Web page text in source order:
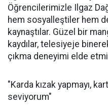
Öğrencilerimizle Ilgaz
hem sosyalleştiler hem
kaynaştılar. Güzel bir
kaydılar, telesiyeje
çıkma deneyimi elde
"Karda kızak yapmayı,
seviyorum"